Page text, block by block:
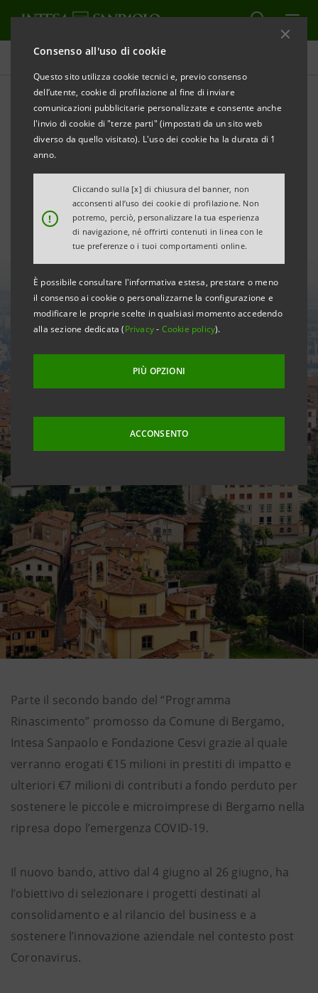
Consenso all'uso di cookie
Questo sito utilizza cookie tecnici e, previo consenso
dell’utente, cookie di profilazione al fine di inviare
comunicazioni pubblicitarie personalizzate e consente anche
l'invio di cookie di "terze parti" (impostati da un sito web
diverso da quello visitato). L'uso dei cookie ha la durata di 1
anno.
!
Cliccando sulla [x] di chiusura del banner, non
acconsenti all’uso dei cookie di profilazione. Non
potremo, perciò, personalizzare la tua esperienza
di navigazione, né offrirti contenuti in linea con le
tue preferenze o i tuoi comportamenti online.
È possibile consultare l'informativa estesa, prestare o meno
il consenso ai cookie o personalizzarne la configurazione e
modificare le proprie scelte in qualsiasi momento accedendo
alla sezione dedicata (Privacy- Cookie policy).
PIÙ OPZIONI
ACCONSENTO
Tutte le news
"Programma Rinascimento":
secondo bando di aiuti per
le PMI di Bergamo
Parte il secondo bando del “Programma
Rinascimento” promosso da Comune di Bergamo,
Intesa Sanpaolo e Fondazione Cesvi grazie al quale
verranno erogati €15 milioni in prestiti di impatto e
ulteriori €7 milioni di contributi a fondo perduto per
sostenere le piccole e microimprese di Bergamo nella
ripresa dopo l’emergenza COVID-19.
Il nuovo bando, attivo dal 4 giugno al 26 giugno, ha
l’obiettivo di selezionare i progetti destinati al
consolidamento e al rilancio del business e a
sostenere l’innovazione aziendale nel contesto post
Coronavirus.